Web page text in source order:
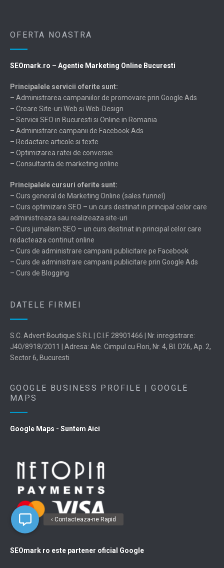
OFERTA NOASTRA
SEOmark.ro – Agentie Marketing Online Bucuresti
Principalele servicii oferite sunt:
– Administrarea campaniilor de promovare prin Google Ads
– Creare Site-uri Web si Web-Design
– Servicii SEO in Bucuresti si Online in Romania
– Administrare campanii de Facebook Ads
– Redactare articole si texte
– Optimizarea ratei de conversie
– Consultanta de marketing online
Principalele cursuri oferite sunt:
– Curs general de Marketing Online (sales funnel)
– Curs optimizare SEO – un curs destinat in principal celor care
administreaza sau realizeaza site-uri
– Curs jurnalism SEO – un curs destinat in principal celor care
redacteaza continut online
– Curs de administrare campanii publicitare pe Facebook
– Curs de administrare campanii publicitare prin Google Ads
– Curs de Blogging
DATELE FIRMEI
S.C. Advert Boutique S.R.L | C.I.F. 28901466 | Nr. inregistrare:
J40/8918/2011 | Adresa: Ale. Cimpul cu Flori, Nr. 4, Bl. D26, Ap. 2,
Sector 6, Bucuresti
GOOGLE BUSINESS PROFILE | GOOGLE
MAPS
Google Maps - Suntem Aici
SEOmark ro este partener oficial Google
‹ Contacteaza-ne Rapid